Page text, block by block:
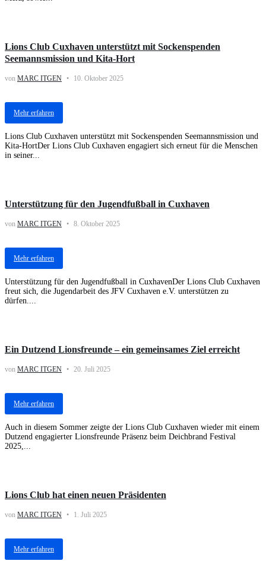
Lions Club Cuxhaven unterstützt mit Sockenspenden
Seemannsmission und Kita-Hort
von MARC ITGEN 10. Oktober 2025
Mehr erfahren
Lions Club Cuxhaven unterstützt mit Sockenspenden Seemannsmission und
Kita-HortDer Lions Club Cuxhaven engagiert sich erneut für die Menschen
in seiner...
Unterstützung für den Jugendfußball in Cuxhaven
von MARC ITGEN 8. Oktober 2025
Mehr erfahren
Unterstützung für den Jugendfußball in CuxhavenDer Lions Club Cuxhaven
freut sich, die Jugendarbeit des JFV Cuxhaven e.V. unterstützen zu
dürfen....
Ein Dutzend Lionsfreunde – ein gemeinsames Ziel erreicht
von MARC ITGEN 20. Juli 2025
Mehr erfahren
Auch in diesem Sommer zeigte der Lions Club Cuxhaven wieder mit einem
Dutzend engagierter Lionsfreunde Präsenz beim Deichbrand Festival
2025,...
Lions Club hat einen neuen Präsidenten
von MARC ITGEN 1. Juli 2025
Mehr erfahren